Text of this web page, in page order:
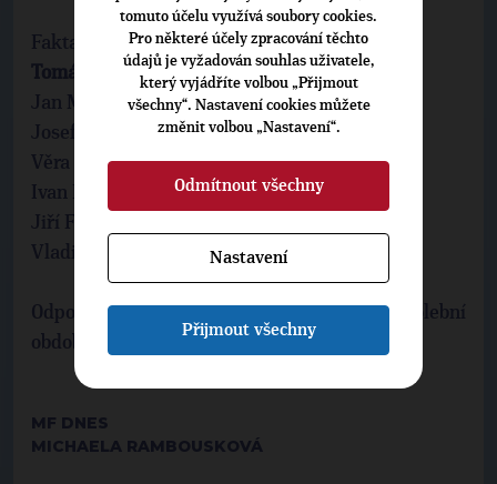
Fakta Senátní volby Jičínsko, 1. kolo
Tomáš Czernin
(TOP 09) 28,51
Jan Malý (ANO) 25,11
Josef Táborský (ČSSD) 14,18
Věra Beranová (KSČM) 11,49
Ivan Doležal (ODS) 10,25
Jiří Fiala (Rozumní) 7,25
Vladimír Dryml (Úsvit) 3,18
Odpovědná politika se nedělá pro jedno volební
období, ale i pro další generace.
MF DNES
MICHAELA RAMBOUSKOVÁ
tomuto účelu využívá soubory cookies.
Pro některé účely zpracování těchto
údajů je vyžadován souhlas uživatele,
který vyjádříte volbou „Přijmout
všechny“. Nastavení cookies můžete
změnit volbou „Nastavení“.
Odmítnout všechny
Nastavení
Přijmout všechny